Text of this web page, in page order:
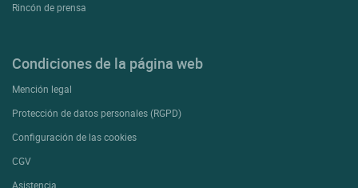
Rincón de prensa
Condiciones de la página web
Mención legal
Protección de datos personales (RGPD)
Configuración de las cookies
CGV
Asistencia